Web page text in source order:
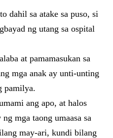
dahil sa atake sa puso, si
ng utang sa ospital
at pamamasukan sa
mga anak ay unti-unting
pamilya.
ang apo, at halos
mga taong umaasa sa
may-ari, kundi bilang